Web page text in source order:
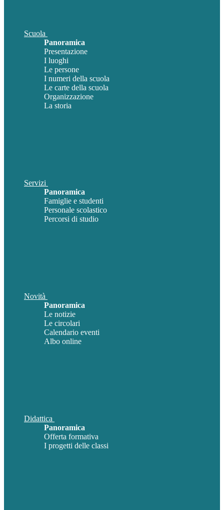
Scuola
Panoramica
Presentazione
I luoghi
Le persone
I numeri della scuola
Le carte della scuola
Organizzazione
La storia
Servizi
Panoramica
Famiglie e studenti
Personale scolastico
Percorsi di studio
Novità
Panoramica
Le notizie
Le circolari
Calendario eventi
Albo online
Didattica
Panoramica
Offerta formativa
I progetti delle classi